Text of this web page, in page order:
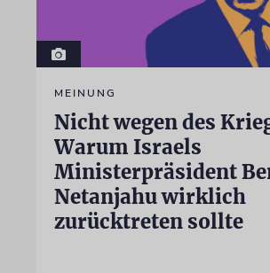
MEINUNG
Nicht wegen des
Warum Israels
Ministerpräsident
Netanjahu wirklich
zurücktreten sollte